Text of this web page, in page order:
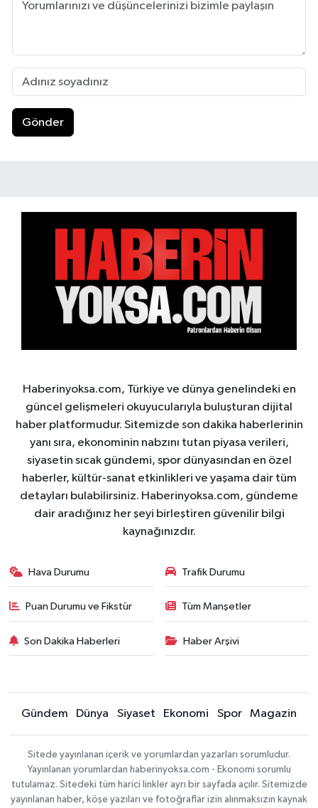
Gönder
Haberinyoksa.com, Türkiye ve dünya genelindeki en
güncel gelişmeleri okuyucularıyla buluşturan dijital
haber platformudur. Sitemizde son dakika haberlerinin
yanı sıra, ekonominin nabzını tutan piyasa verileri,
siyasetin sıcak gündemi, spor dünyasından en özel
haberler, kültür-sanat etkinlikleri ve yaşama dair tüm
detayları bulabilirsiniz. Haberinyoksa.com, gündeme
dair aradığınız her şeyi birleştiren güvenilir bilgi
kaynağınızdır.
Hava Durumu Trafik Durumu
Puan Durumu ve Fikstür Tüm Manşetler
Son Dakika Haberleri Haber Arşivi
Gündem Dünya Siyaset Ekonomi Spor Magazin
Sitede yayınlanan içerik ve yorumlardan yazarları sorumludur.
Yayınlanan yorumlardan haberinyoksa.com - Ekonomi sorumlu
tutulamaz. Sitedeki tüm harici linkler ayrı bir sayfada açılır. Sitemizde
yayınlanan haber, köşe yazıları ve fotoğraflar izin alınmaksızın kaynak